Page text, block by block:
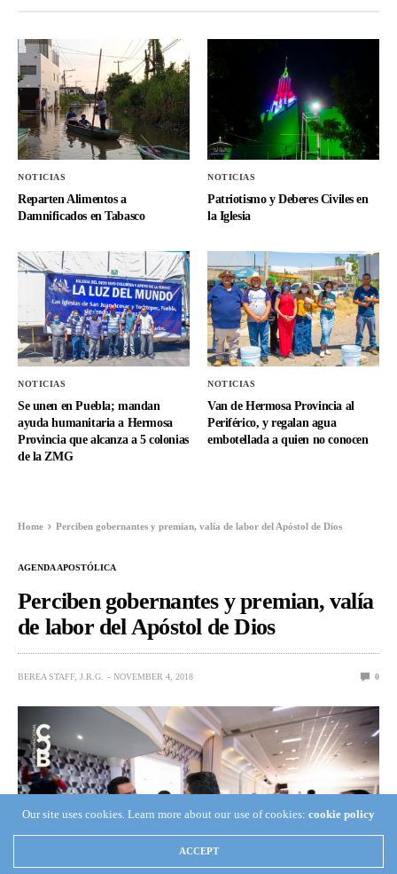
NOTICIAS
Reparten Alimentos a
Damnificados en Tabasco
NOTICIAS
Patriotismo y Deberes Civiles en
la Iglesia
NOTICIAS
Se unen en Puebla; mandan
ayuda humanitaria a Hermosa
Provincia que alcanza a 5 colonias
de la ZMG
NOTICIAS
Van de Hermosa Provincia al
Periférico, y regalan agua
embotellada a quien no conocen
Home Perciben gobernantes y premian, valía de labor del Apóstol de Dios
AGENDA APOSTÓLICA
Perciben gobernantes y premian, valía
de labor del Apóstol de Dios
BEREA STAFF, J.R.G. NOVEMBER 4, 2018 0
Our site uses cookies. Learn more about our use of cookies: cookie policy
ACCEPT